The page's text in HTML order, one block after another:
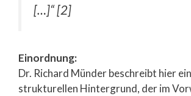
[…]“ [2]
Einordnung:
Dr. Richard Münder beschreibt hier
strukturellen Hintergrund, der im